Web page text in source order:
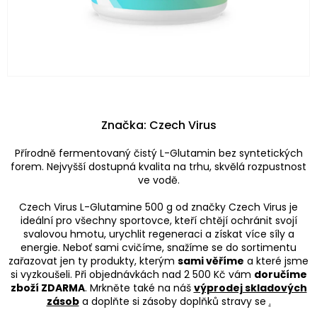
Přírodně fermentovaný čistý L-Glutamin bez syntetických
forem. Nejvyšší dostupná kvalita na trhu, skvělá rozpustnost
ve vodě.
Czech Virus L-Glutamine 500 g od značky Czech Virus je
ideální pro všechny sportovce, kteří chtějí ochránit svojí
svalovou hmotu, urychlit regeneraci a získat více síly a
energie. Neboť sami cvičíme, snažíme se do sortimentu
zařazovat jen ty produkty, kterým sami věříme a které jsme
si vyzkoušeli. Při objednávkách nad 2 500 Kč vám doručíme
zboží ZDARMA. Mrkněte také na náš výprodej skladových
zásoba doplňte si zásoby doplňků stravy se .
Značka: Czech Virus